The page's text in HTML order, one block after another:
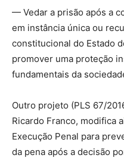
— Vedar a prisão após a
em instância única ou
constitucional do Estado
promover uma proteção
fundamentais da
Outro projeto (PLS 67/
Ricardo Franco, modifica
Execução Penal para
da pena após a decisão